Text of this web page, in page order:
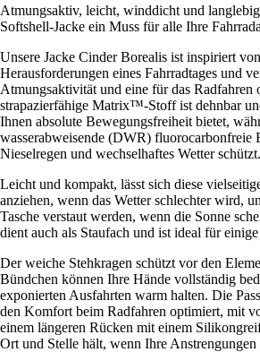
Atmungsaktiv, leicht, winddicht und
Softshell-Jacke ein Muss für alle Ihre
Unsere Jacke Cinder Borealis ist inspiriert
Herausforderungen eines Fahrradtages und
Atmungsaktivität und eine für das Radfahren
strapazierfähige Matrix™-Stoff ist dehnbar
Ihnen absolute Bewegungsfreiheit bietet,
wasserabweisende (DWR) fluorocarbonfreie
Nieselregen und wechselhaftes Wetter schützt.
Leicht und kompakt, lässt sich diese
anziehen, wenn das Wetter schlechter wird,
Tasche verstaut werden, wenn die Sonne
dient auch als Staufach und ist ideal für einige
Der weiche Stehkragen schützt vor den
Bündchen können Ihre Hände vollständig
exponierten Ausfahrten warm halten. Die
den Komfort beim Radfahren optimiert, mit
einem längeren Rücken mit einem
Ort und Stelle hält, wenn Ihre